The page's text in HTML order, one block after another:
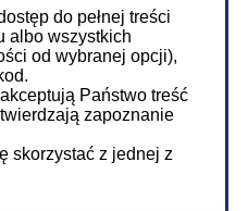
do pełnej treści
albo wszystkich
od wybranej opcji),
Państwo treść
zapoznanie
skorzystać z jednej z